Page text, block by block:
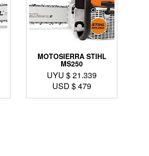
MOTOSIERRA STIHL
MS250
UYU $21.339
USD $479